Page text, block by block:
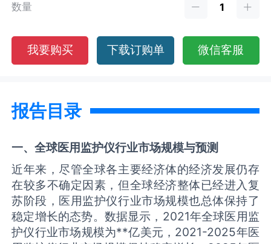
数量
我要购买 下载订购单 微信客服
报告目录
一、全球医用监护仪行业市场规模与预测
近年来，尽管全球各主要经济体的经济发展仍存
在较多不确定因素，但全球经济整体已经进入复
苏阶段，医用监护仪行业市场规模也总体保持了
稳定增长的态势。数据显示，2021年全球医用监
护仪行业市场规模为**亿美元，2021-2025年医